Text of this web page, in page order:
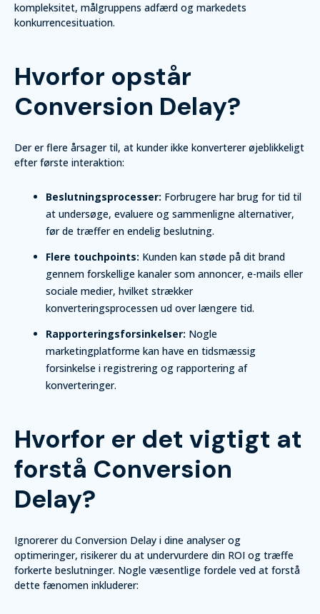
kompleksitet, målgruppens adfærd og markedets
konkurrencesituation.
Hvorfor opstår
Conversion Delay?
Der er flere årsager til, at kunder ikke konverterer øjeblikkeligt
efter første interaktion:
Beslutningsprocesser: Forbrugere har brug for tid til
at undersøge, evaluere og sammenligne alternativer,
før de træffer en endelig beslutning.
Flere touchpoints: Kunden kan støde på dit brand
gennem forskellige kanaler som annoncer, e-mails eller
sociale medier, hvilket strækker
konverteringsprocessen ud over længere tid.
Rapporteringsforsinkelser: Nogle
marketingplatforme kan have en tidsmæssig
forsinkelse i registrering og rapportering af
konverteringer.
Hvorfor er det vigtigt at
forstå Conversion
Delay?
Ignorerer du Conversion Delay i dine analyser og
optimeringer, risikerer du at undervurdere din ROI og træffe
forkerte beslutninger. Nogle væsentlige fordele ved at forstå
dette fænomen inkluderer: